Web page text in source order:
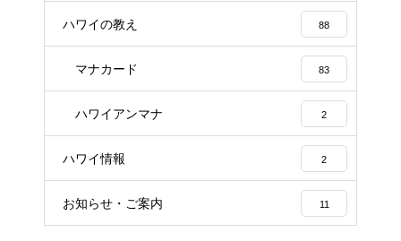
ハワイの教え 88
マナカード 83
ハワイアンマナ 2
ハワイ情報 2
お知らせ・ご案内 11